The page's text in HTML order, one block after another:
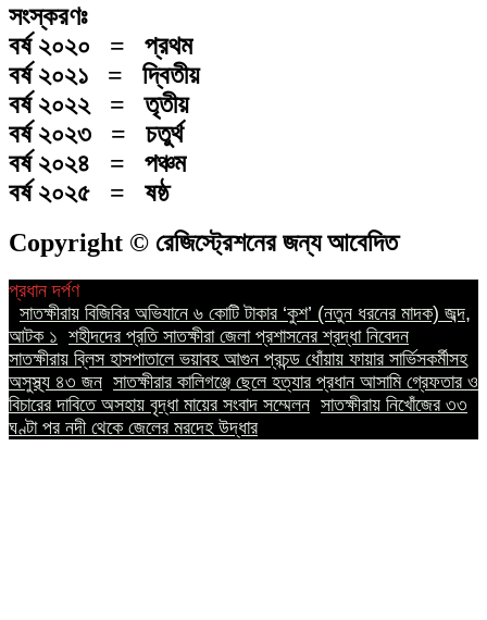
সংস্করণঃ
বর্ষ ২০২০ = প্রথম
বর্ষ ২০২১ = দ্বিতীয়
বর্ষ ২০২২ = তৃতীয়
বর্ষ ২০২৩ = চতুর্থ
বর্ষ ২০২৪ = পঞ্চম
বর্ষ ২০২৫ = ষষ্ঠ
Copyright © রেজিস্ট্রেশনের জন্য আবেদিত
প্রধান দর্পণ
সাতক্ষীরায় বিজিবির অভিযানে ৬ কোটি টাকার ‘কুশ’ (নতুন ধরনের মাদক) জব্দ,
আটক ১ শহীদদের প্রতি সাতক্ষীরা জেলা প্রশাসনের শ্রদ্ধা নিবেদন
সাতক্ষীরায় ব্লিস হাসপাতালে ভয়াবহ আগুন প্রচন্ড ধোঁয়ায় ফায়ার সার্ভিসকর্মীসহ
অসুস্থ্য ৪৩ জন সাতক্ষীরার কালিগঞ্জে ছেলে হত্যার প্রধান আসামি গ্রেফতার ও
বিচারের দাবিতে অসহায় বৃদ্ধা মায়ের সংবাদ সম্মেলন সাতক্ষীরায় নিখোঁজের ৩৩
ঘণ্টা পর নদী থেকে জেলের মরদেহ উদ্ধার